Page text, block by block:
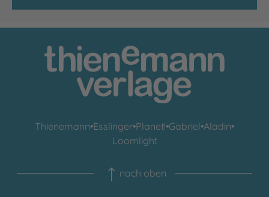
Thienemann•Esslinger•Planet!•Gabriel•Aladin•
Loomlight
nach oben